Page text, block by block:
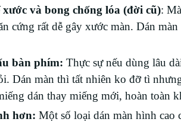
xước và bong chống lóa (đời cũ):
cứng rất dễ gây xước màn. Dán
bàn phím: Thực sự nếu dùng lâu
Dán màn thì tất nhiên ko đỡ tì
dán thay miếng mới, hoàn toàn
hơn: Một số loại dán màn hình cao